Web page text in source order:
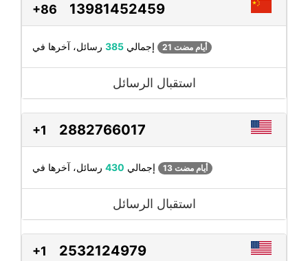
+86 13981452459
إجمالي 385 21 أيام مضت
استقبال الرسائل
+1 2882766017
إجمالي 430 13 أيام مضت
استقبال الرسائل
+1 2532124979